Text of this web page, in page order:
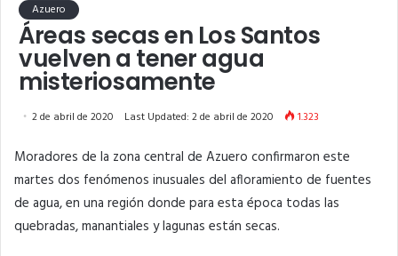
Azuero
Áreas secas en Los Santos
vuelven a tener agua
misteriosamente
2 de abril de 2020 Last Updated: 2 de abril de 2020 1.323
Moradores de la zona central de Azuero confirmaron este
martes dos fenómenos inusuales del afloramiento de fuentes
de agua, en una región donde para esta época todas las
quebradas, manantiales y lagunas están secas.